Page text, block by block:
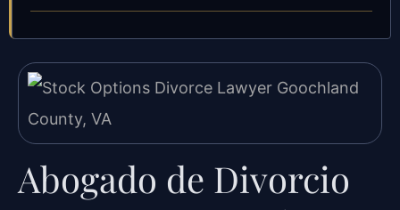
Abogado de Divorcio